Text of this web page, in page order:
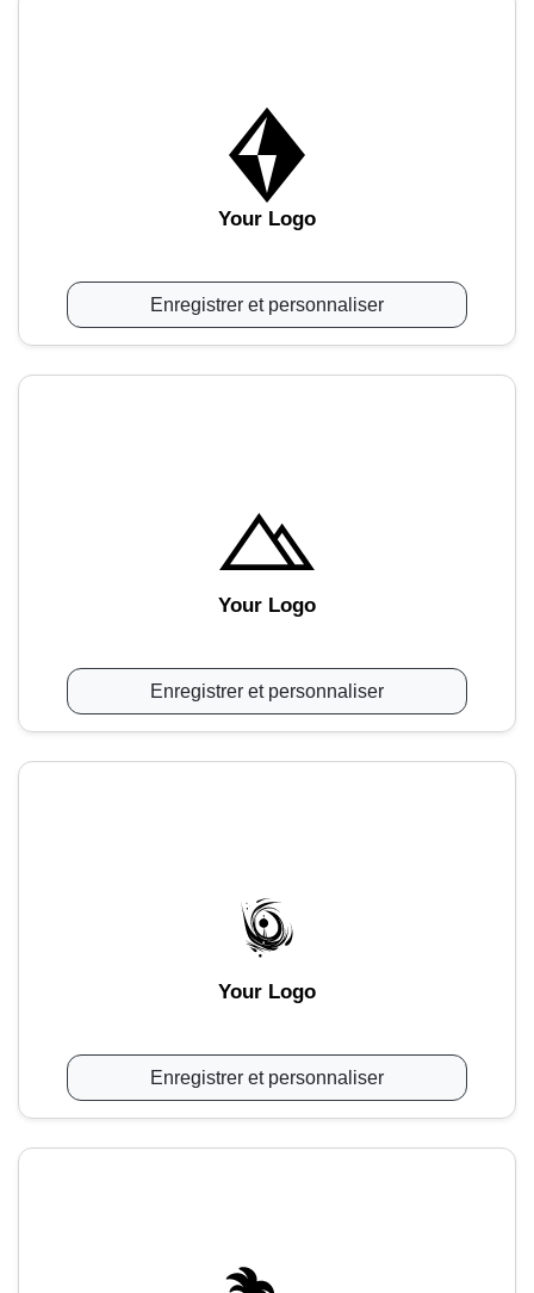
Your Logo
Enregistrer et personnaliser
Your Logo
Enregistrer et personnaliser
Your Logo
Enregistrer et personnaliser